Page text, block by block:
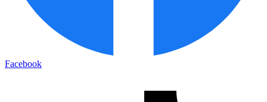
Facebook